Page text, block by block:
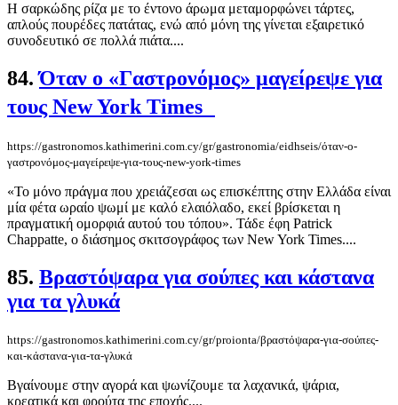
Η σαρκώδης ρίζα με το έντονο άρωμα μεταμορφώνει τάρτες,
απλούς πουρέδες πατάτας, ενώ από μόνη της γίνεται εξαιρετικό
συνοδευτικό σε πολλά πιάτα....
84.Όταν ο «Γαστρονόμος» μαγείρεψε για
τους New York Times
https://gastronomos.kathimerini.com.cy/gr/gastronomia/eidhseis/όταν-ο-
γαστρονόμος-μαγείρεψε-για-τους-new-york-times
«Το μόνο πράγμα που χρειάζεσαι ως επισκέπτης στην Ελλάδα είναι
μία φέτα ωραίο ψωμί με καλό ελαιόλαδο, εκεί βρίσκεται η
πραγματική ομορφιά αυτού του τόπου». Τάδε έφη Patrick
Chappatte, ο διάσημος σκιτσογράφος των New York Times....
85. Βραστόψαρα για σούπες και κάστανα
για τα γλυκά
https://gastronomos.kathimerini.com.cy/gr/proionta/βραστόψαρα-για-σούπες-
και-κάστανα-για-τα-γλυκά
Βγαίνουμε στην αγορά και ψωνίζουμε τα λαχανικά, ψάρια,
κρεατικά και φρούτα της εποχής....